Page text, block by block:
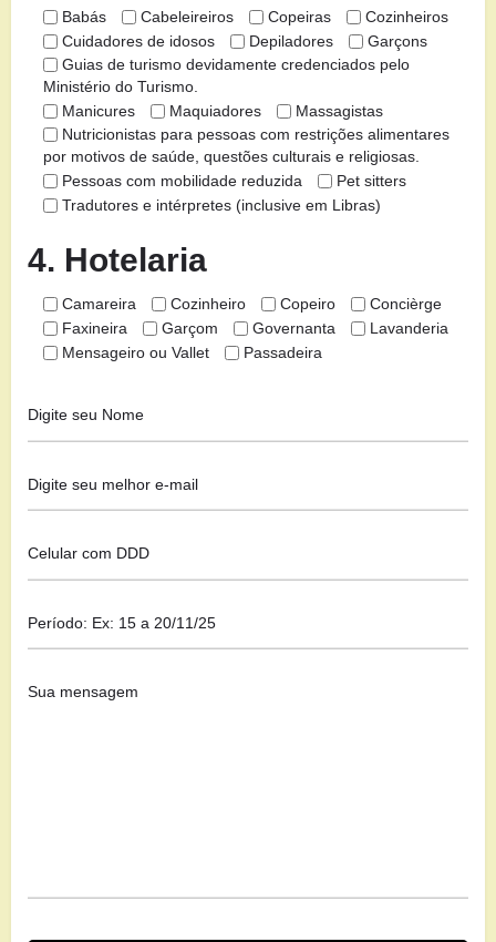
Babás Cabeleireiros Copeiras
Cozinheiros
Cuidadores de idosos
Depiladores
Garçons
Guias de turismo devidamente credenciados pelo
Ministério do Turismo.
Manicures
Maquiadores
Massagistas
Nutricionistas para pessoas com restrições alimentares
por motivos de saúde, questões culturais e religiosas.
Pessoas com mobilidade reduzida
Pet sitters
Tradutores e intérpretes (inclusive em Libras)
4. Hotelaria
Camareira Cozinheiro Copeiro
Concièrge
Faxineira
Garçom Governanta
Lavanderia
Mensageiro ou Vallet
Passadeira